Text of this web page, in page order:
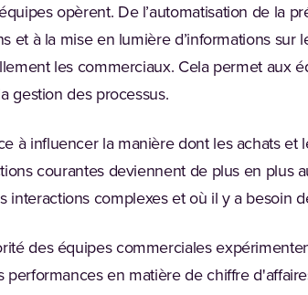
opèrent. De l’automatisation de la
et à la mise en lumière d’informations sur
les commerciaux. Cela permet aux
gestion des processus.
à influencer la manière dont les achats et
courantes deviennent de plus en plus
complexes et où il y a besoin
des équipes commerciales
en matière de chiffre